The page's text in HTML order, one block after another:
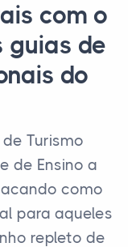
com o
guias de
do
Turismo
de Ensino a
como
para aqueles
repleto de